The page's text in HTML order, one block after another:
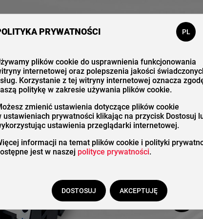
nas Katalog Kontakt
PRYWATNOŚCI PL
plików cookie do usprawnienia funkcjonowania
internetowej oraz polepszenia jakości
Korzystanie z tej witryny internetowej oznacza
politykę w zakresie używania plików cookie.
zmienić ustawienia dotyczące plików cookie
ustawieniach prywatności klikając na przycisk Dostosuj
ustawienia przeglądarki internetowej.
informacji na temat plików cookie i polityki
jest w naszej polityce prywatności.
DOSTOSUJ AKCEPTUJĘ